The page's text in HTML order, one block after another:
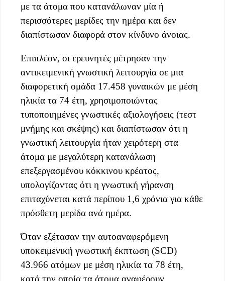
με τα άτομα που κατανάλωναν μία ή
περισσότερες μερίδες την ημέρα και δεν
διαπίστωσαν διαφορά στον κίνδυνο άνοιας.
Επιπλέον, οι ερευνητές μέτρησαν την
αντικειμενική γνωστική λειτουργία σε μια
διαφορετική ομάδα 17.458 γυναικών με μέση
ηλικία τα 74 έτη, χρησιμοποιώντας
τυποποιημένες γνωστικές αξιολογήσεις (τεστ
μνήμης και σκέψης) και διαπίστωσαν ότι η
γνωστική λειτουργία ήταν χειρότερη στα
άτομα με μεγαλύτερη κατανάλωση
επεξεργασμένου κόκκινου κρέατος,
υπολογίζοντας ότι η γνωστική γήρανση
επιταχύνεται κατά περίπου 1,6 χρόνια για κάθε
πρόσθετη μερίδα ανά ημέρα.
Όταν εξέτασαν την αυτοαναφερόμενη
υποκειμενική γνωστική έκπτωση (SCD)
43.966 ατόμων με μέση ηλικία τα 78 έτη,